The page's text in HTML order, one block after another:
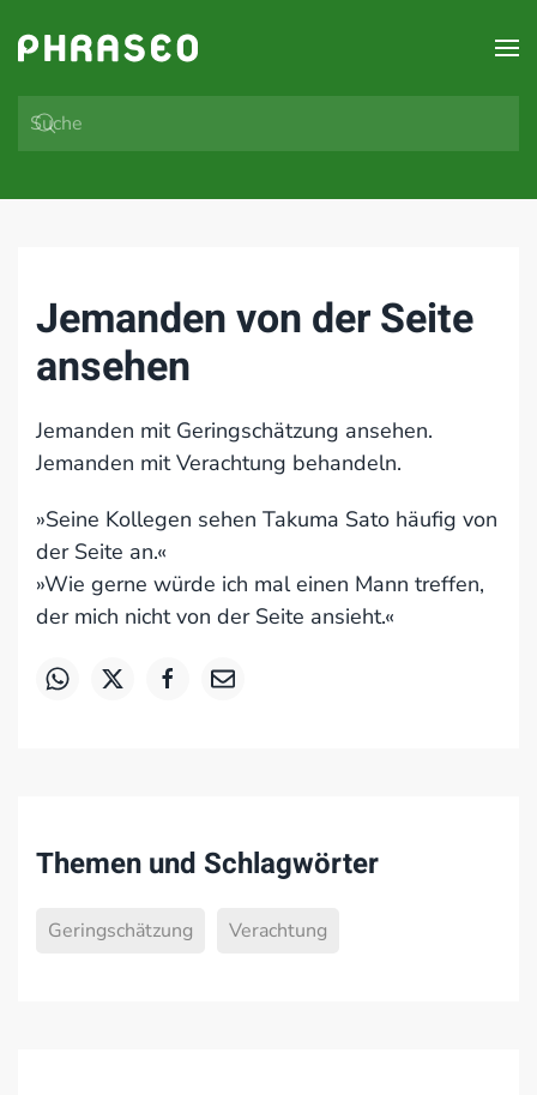
Zum Hauptinhalt springen
Jemanden von der Seite
ansehen
Jemanden mit Geringschätzung ansehen.
Jemanden mit Verachtung behandeln.
»Seine Kollegen sehen Takuma Sato häufig von
der Seite an.«
»Wie gerne würde ich mal einen Mann treffen,
der mich nicht von der Seite ansieht.«
Themen und Schlagwörter
Geringschätzung Verachtung